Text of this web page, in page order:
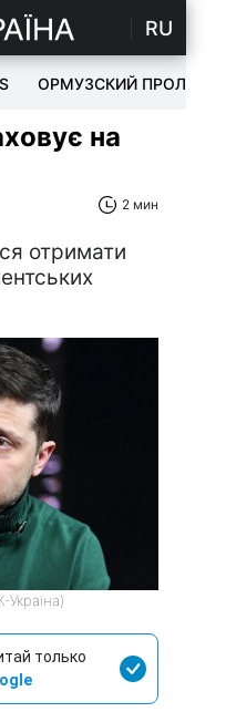
RU
ОРМУЗСКИЙ ПРОЛИВ
на
2 мин
отримати
только